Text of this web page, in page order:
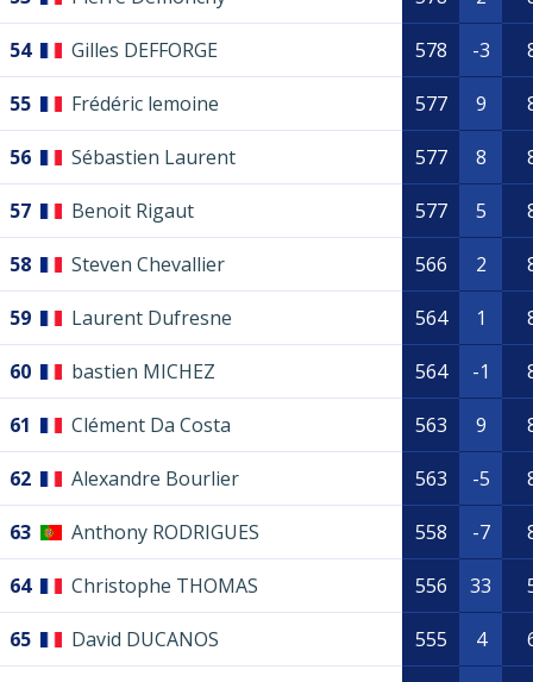
54 Gilles DEFFORGE 578 -3
55 Frédéric lemoine 577 9
56 Sébastien Laurent 577 8
57 Benoit Rigaut 577 5
58 Steven Chevallier 566 2
59 Laurent Dufresne 564 1
60 bastien MICHEZ 564 -1
61 Clément Da Costa 563 9
62 Alexandre Bourlier 563 -5
63 Anthony RODRIGUES 558 -7
64 Christophe THOMAS 556 33
65 David DUCANOS 555 4